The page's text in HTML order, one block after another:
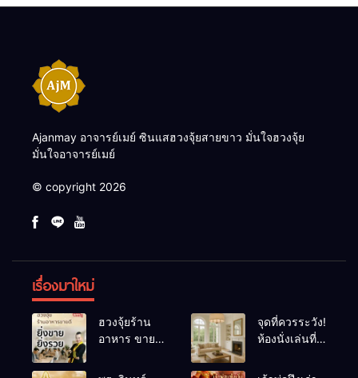
Ajanmay อาจารย์เมย์ ซินแสฮวงจุ้ยสายขาว มั่นใจฮวงจุ้ย
มั่นใจอาจารย์เมย์
© copyright 2026
เรื่องมาใหม่
ฮวงจุ้ยร้าน
อาหาร ขายดี
เคล็ดลับปรับ
จุดที่ควรระวัง!
ห้องนั่งเล่นที่
พลังชีวิต